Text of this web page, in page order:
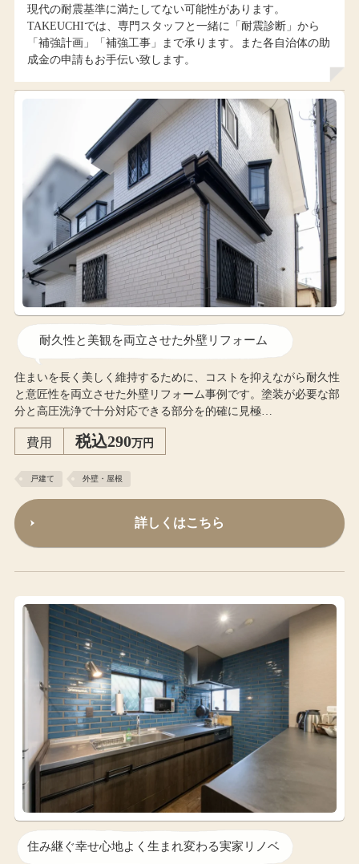
現代の耐震基準に満たしてない可能性があります。
TAKEUCHIでは、専門スタッフと一緒に「耐震診断」から
「補強計画」「補強工事」まで承ります。また各自治体の助
成金の申請もお手伝い致します。
耐久性と美観を両立させた外壁リフォーム
住まいを長く美しく維持するために、コストを抑えながら耐久性
と意匠性を両立させた外壁リフォーム事例です。塗装が必要な部
分と高圧洗浄で十分対応できる部分を的確に見極…
費用 税込290万円
戸建て 外壁・屋根
詳しくはこちら
住み継ぐ幸せ心地よく生まれ変わる実家リノベ